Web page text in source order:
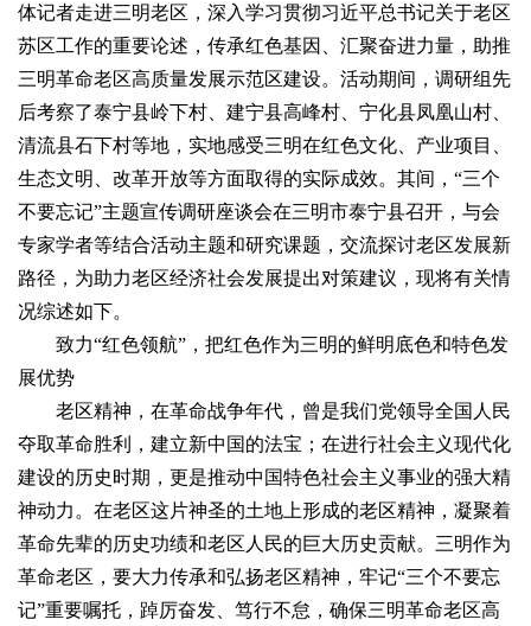
体记者走进三明老区，深入学习贯彻习近平总书记关于老区
苏区工作的重要论述，传承红色基因、汇聚奋进力量，助推
三明革命老区高质量发展示范区建设。活动期间，调研组先
后考察了泰宁县岭下村、建宁县高峰村、宁化县凤凰山村、
清流县石下村等地，实地感受三明在红色文化、产业项目、
生态文明、改革开放等方面取得的实际成效。其间，“三个
不要忘记”主题宣传调研座谈会在三明市泰宁县召开，与会
专家学者等结合活动主题和研究课题，交流探讨老区发展新
路径，为助力老区经济社会发展提出对策建议，现将有关情
况综述如下。
致力“红色领航”，把红色作为三明的鲜明底色和特色发
展优势
老区精神，在革命战争年代，曾是我们党领导全国人民
夺取革命胜利，建立新中国的法宝；在进行社会主义现代化
建设的历史时期，更是推动中国特色社会主义事业的强大精
神动力。在老区这片神圣的土地上形成的老区精神，凝聚着
革命先辈的历史功绩和老区人民的巨大历史贡献。三明作为
革命老区，要大力传承和弘扬老区精神，牢记“三个不要忘
记”重要嘱托，踔厉奋发、笃行不怠，确保三明革命老区高